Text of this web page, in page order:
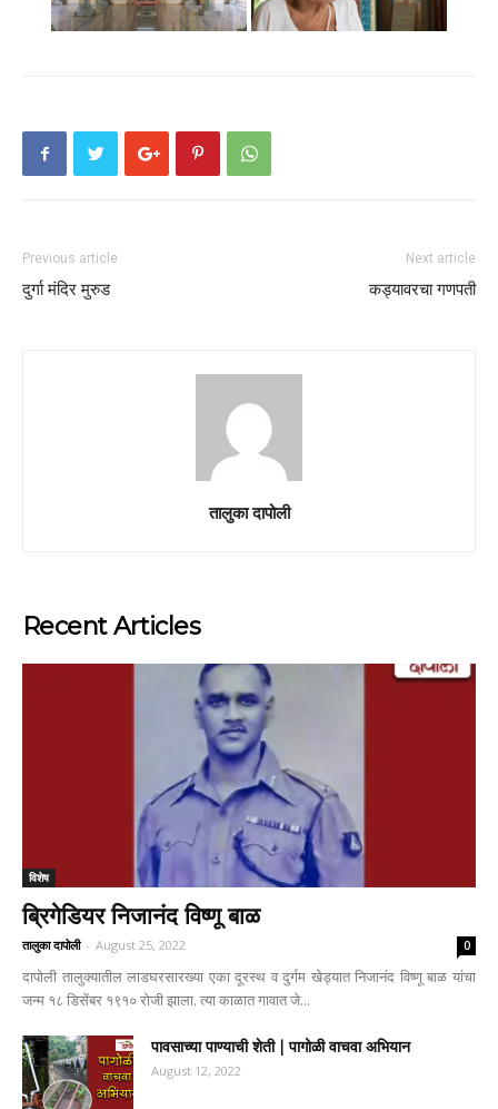
Previous article
दुर्गा मंदिर मुरुड
Next article
कड्यावरचा गणपती
तालुका दापोली
Recent Articles
विशेष
ब्रिगेडियर निजानंद विष्णू बाळ
तालुका दापोली - August 25, 2022 0
दापोली तालुक्यातील लाडघरसारख्या एका दूरस्थ व दुर्गम खेड्यात निजानंद विष्णू बाळ यांचा
जन्म १८ डिसेंबर १९१० रोजी झाला. त्या काळात गावात जे...
पावसाच्या पाण्याची शेती | पागोळी वाचवा अभियान
August 12, 2022